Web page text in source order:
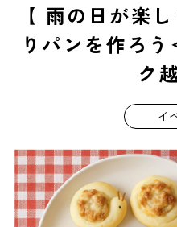
【 雨の日が楽
りパンを作ろ
ク
イ